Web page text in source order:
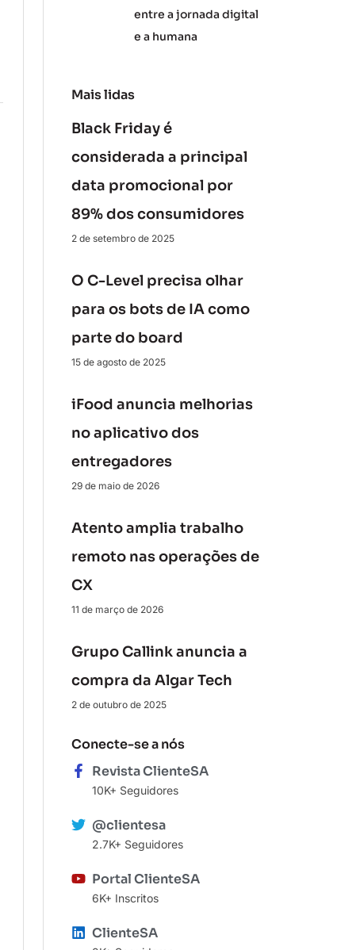
entre a jornada digital
e a humana
Mais lidas
Black Friday é
considerada a principal
data promocional por
89% dos consumidores
2 de setembro de 2025
O C-Level precisa olhar
para os bots de IA como
parte do board
15 de agosto de 2025
iFood anuncia melhorias
no aplicativo dos
entregadores
29 de maio de 2026
Atento amplia trabalho
remoto nas operações de
CX
11 de março de 2026
Grupo Callink anuncia a
compra da Algar Tech
2 de outubro de 2025
Conecte-se a nós
Revista ClienteSA
10K+ Seguidores
@clientesa
2.7K+ Seguidores
Portal ClienteSA
6K+ Inscritos
ClienteSA